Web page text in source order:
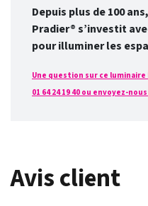
Depuis plus de 100
Pradier® s’investit
pour illuminer les
Une question sur ce
01 64 24 19 40 ou envoyez-
Avis client